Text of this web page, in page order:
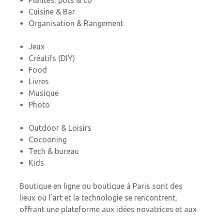
Cuisine & Bar
Organisation & Rangement
Jeux
Créatifs (DIY)
Food
Livres
Musique
Photo
Outdoor & Loisirs
Cocooning
Tech & bureau
Kids
Boutique en ligne ou boutique à Paris sont des
lieux où l’art et la technologie se rencontrent,
offrant une plateforme aux idées novatrices et aux